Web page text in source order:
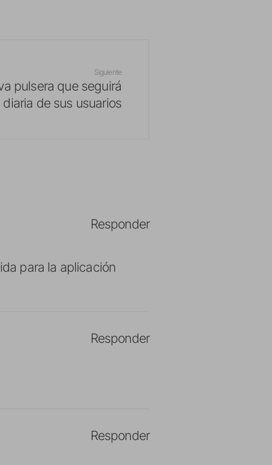
Siguiente
pulsera que seguirá
de sus usuarios
para la aplicación
Responder
Responder
Responder